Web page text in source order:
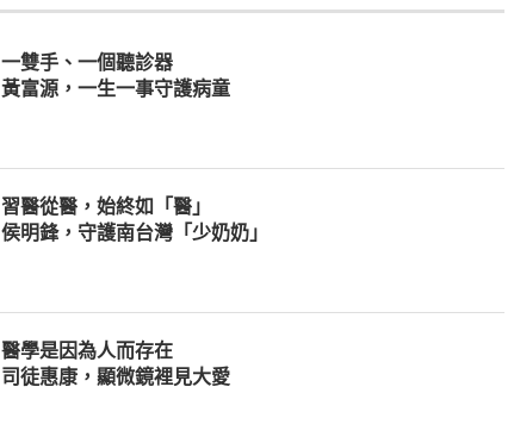
一雙手、一個聽診器
黃富源，一生一事守護病童
習醫從醫，始終如「醫」
侯明鋒，守護南台灣「少奶奶」
醫學是因為人而存在
司徒惠康，顯微鏡裡見大愛